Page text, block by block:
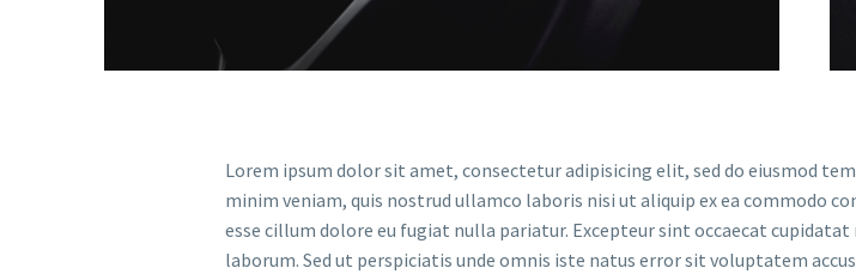
Lorem ipsum dolor sit amet, consectetur adipisicing elit, sed do eiusmod
minim veniam, quis nostrud ullamco laboris nisi ut aliquip ex ea commodo
esse cillum dolore eu fugiat nulla pariatur. Excepteur sint occaecat
laborum. Sed ut perspiciatis unde omnis iste natus error sit voluptatem